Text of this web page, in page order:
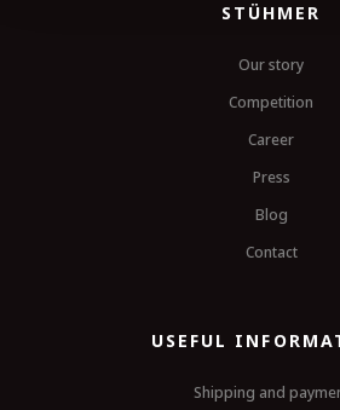
STÜHMER
Our story
Competition
Career
Press
Blog
Contact
USEFUL
Shipping and